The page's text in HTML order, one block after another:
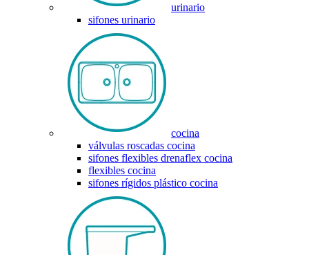
urinario
sifones urinario
cocina
válvulas roscadas cocina
sifones flexibles drenaflex cocina
flexibles cocina
sifones rígidos plástico cocina